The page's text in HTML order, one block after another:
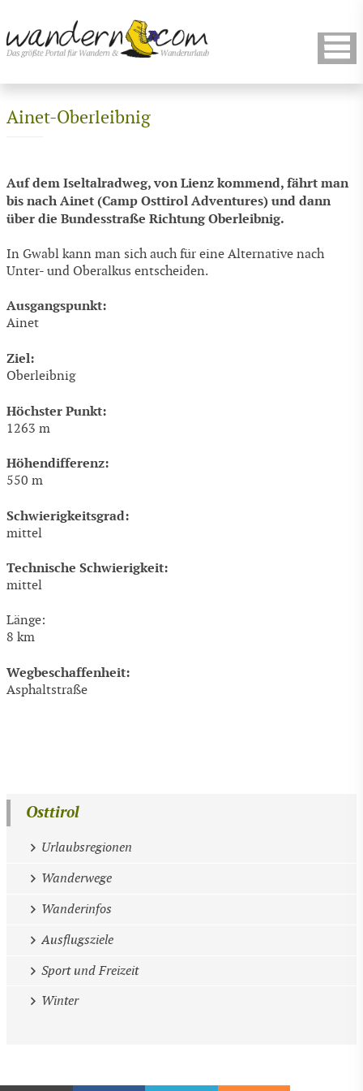
Ainet-Oberleibnig
Auf dem Iseltalradweg, von Lienz kommend, fährt man
bis nach Ainet (Camp Osttirol Adventures) und dann
über die Bundesstraße Richtung Oberleibnig.
In Gwabl kann man sich auch für eine Alternative nach
Unter- und Oberalkus entscheiden.
Ausgangspunkt:
Ainet
Ziel:
Oberleibnig
Höchster Punkt:
1263 m
Höhendifferenz:
550 m
Schwierigkeitsgrad:
mittel
Technische Schwierigkeit:
mittel
Länge:
8 km
Wegbeschaffenheit:
Asphaltstraße
Osttirol
Urlaubsregionen
Wanderwege
Wanderinfos
Ausflugsziele
Sport und Freizeit
Winter